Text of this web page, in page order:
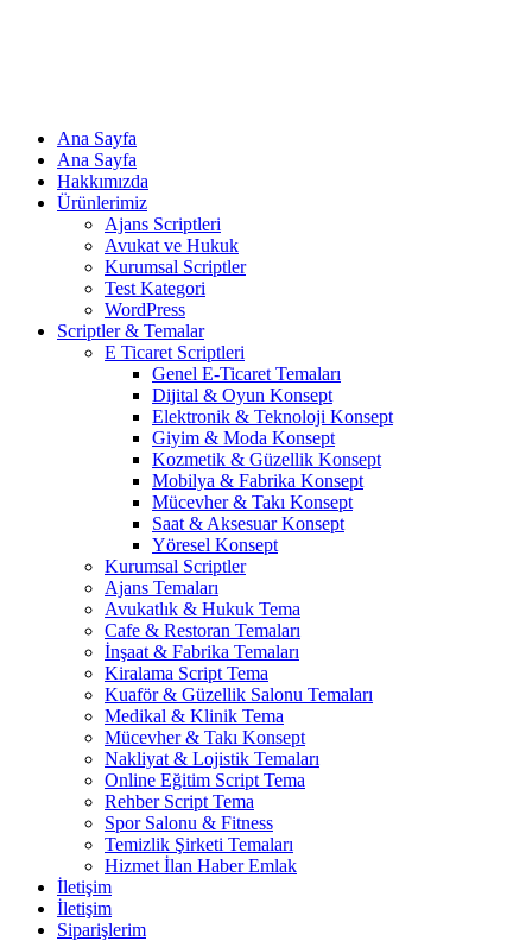
Ana Sayfa
Ana Sayfa
Hakkımızda
Ürünlerimiz
Ajans Scriptleri
Avukat ve Hukuk
Kurumsal Scriptler
Test Kategori
WordPress
Scriptler & Temalar
E Ticaret Scriptleri
Genel E-Ticaret Temaları
Dijital & Oyun Konsept
Elektronik & Teknoloji Konsept
Giyim & Moda Konsept
Kozmetik & Güzellik Konsept
Mobilya & Fabrika Konsept
Mücevher & Takı Konsept
Saat & Aksesuar Konsept
Yöresel Konsept
Kurumsal Scriptler
Ajans Temaları
Avukatlık & Hukuk Tema
Cafe & Restoran Temaları
İnşaat & Fabrika Temaları
Kiralama Script Tema
Kuaför & Güzellik Salonu Temaları
Medikal & Klinik Tema
Mücevher & Takı Konsept
Nakliyat & Lojistik Temaları
Online Eğitim Script Tema
Rehber Script Tema
Spor Salonu & Fitness
Temizlik Şirketi Temaları
Hizmet İlan Haber Emlak
İletişim
İletişim
Siparişlerim